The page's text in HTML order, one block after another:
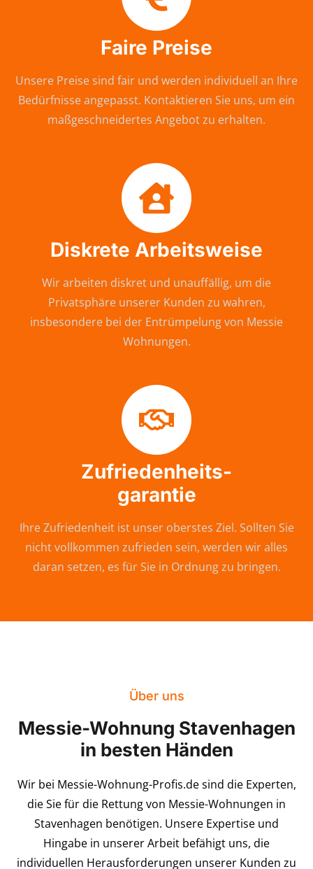
Faire Preise
Unsere Preise sind fair und werden individuell an Ihre
Bedürfnisse angepasst. Kontaktieren Sie uns, um ein
maßgeschneidertes Angebot zu erhalten.
Diskrete Arbeitsweise
Wir arbeiten diskret und unauffällig, um die
Privatsphäre unserer Kunden zu wahren,
insbesondere bei der Entrümpelung von Messie
Wohnungen.
Zufriedenheits-
garantie
Ihre Zufriedenheit ist unser oberstes Ziel. Sollten Sie
nicht vollkommen zufrieden sein, werden wir alles
daran setzen, es für Sie in Ordnung zu bringen.
Über uns
Messie-Wohnung Stavenhagen
in besten Händen
Wir bei Messie-Wohnung-Profis.de sind die Experten,
die Sie für die Rettung von Messie-Wohnungen in
Stavenhagen benötigen. Unsere Expertise und
Hingabe in unserer Arbeit befähigt uns, die
individuellen Herausforderungen unserer Kunden zu